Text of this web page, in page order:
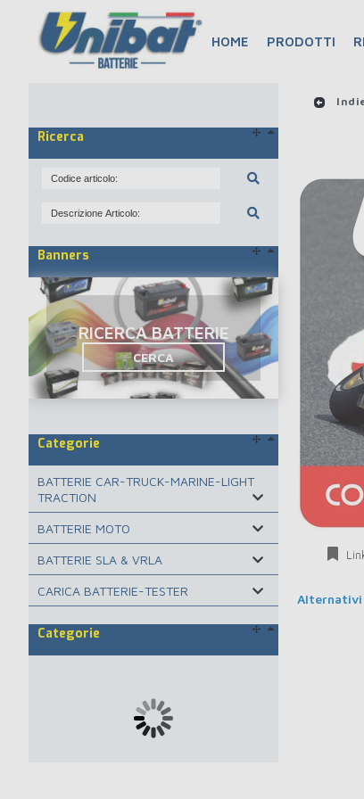
HOME PRODOTTI
Ricerca
Banners
RICERCA BATTERIE
CERCA
Categorie
BATTERIE CAR-TRUCK-MARINE-LIGHT
TRACTION
BATTERIE MOTO
BATTERIE SLA & VRLA
CARICA BATTERIE-TESTER
Categorie
Alternativi